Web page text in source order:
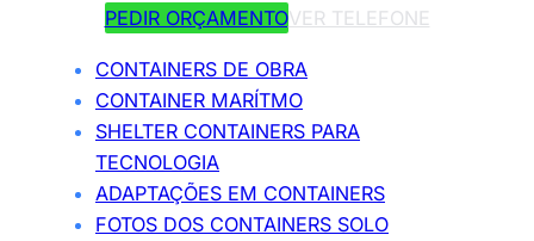
PEDIR ORÇAMENTOVER TELEFONE
CONTAINERS DE OBRA
CONTAINER MARÍTMO
SHELTER CONTAINERS PARA
TECNOLOGIA
ADAPTAÇÕES EM CONTAINERS
FOTOS DOS CONTAINERS SOLO